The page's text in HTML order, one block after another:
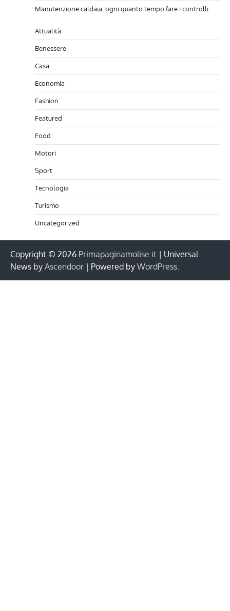
Manutenzione caldaia, ogni quanto tempo fare i controlli
Attualità
Benessere
Casa
Economia
Fashion
Featured
Food
Motori
Sport
Tecnologia
Turismo
Uncategorized
Copyright © 2026 Primapaginamolise.it | Universal
News by Ascendoor | Powered by WordPress